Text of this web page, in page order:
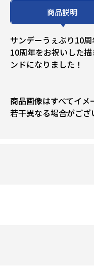
商品説明
サンデーうぇぶり10周
10周年をお祝いした
ンドになりました！
商品画像はすべてイ
若干異なる場合がござ